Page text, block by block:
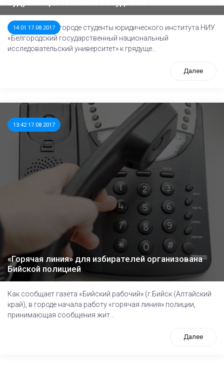
14:01 17.08.2017
REGNUM: В Белгороде студенты юридического института НИУ
«Белгородский государственный национальный
исследовательский университет» к грядуще...
Далее
13:42 17.08.2017
«Горячая линия» для избирателей организована
Бийской полицией
Как сообщает газета «Бийский рабочий» (г.Бийск (Алтайский
край), в городе начала работу «горячая линия» полиции,
принимающая сообщения жит...
Далее